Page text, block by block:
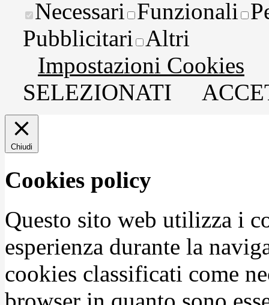
Necessari Funzionali
Pubblicitari Altri
Impostazioni Cookies
SELEZIONATI
Chiudi
Cookies policy
Questo sito web utilizza i
esperienza durante la
cookies classificati come